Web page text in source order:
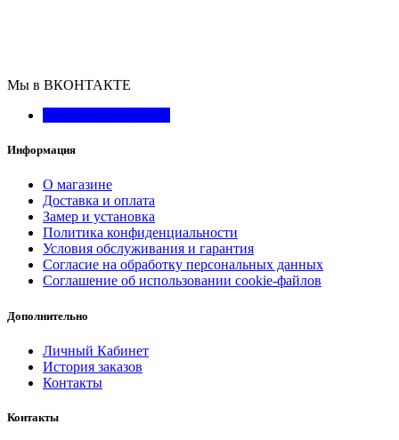
Мы в ВКОНТАКТЕ
Информация
О магазине
Доставка и оплата
Замер и установка
Политика конфиденциальности
Условия обслуживания и гарантия
Согласие на обработку персональных данных
Соглашение об использовании cookie-файлов
Дополнительно
Личный Кабинет
История заказов
Контакты
Контакты